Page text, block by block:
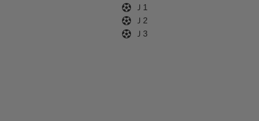
Ｊ1
Ｊ2
Ｊ3